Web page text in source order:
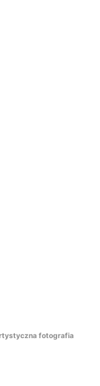
fotografia